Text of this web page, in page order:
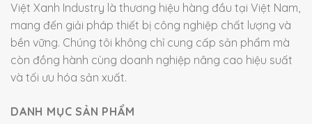
Việt Xanh Industry là thương hiệu hàng đầu tại Việt Nam,
mang đến giải pháp thiết bị công nghiệp chất lượng và
bền vững. Chúng tôi không chỉ cung cấp sản phẩm mà
còn đồng hành cùng doanh nghiệp nâng cao hiệu suất
và tối ưu hóa sản xuất.
DANH MỤC SẢN PHẨM